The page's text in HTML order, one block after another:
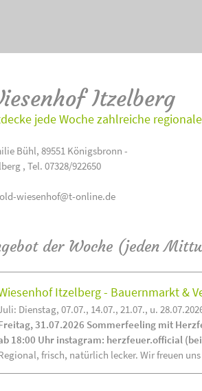
Itzelberg
jede Woche zahlreiche
Bühl, 89551 Königsbronn -
, Tel. 07328/922650
wiesenhof@t-online.de
der Woche (jeden
Itzelberg - Bauernmarkt &
Dienstag, 07.07., 14.07., 21.07., u.
31.07.2026 Sommerfeeling mit
18:00 Uhr instagram: herzfeuer.official
frisch, natürlich lecker. Wir freuen